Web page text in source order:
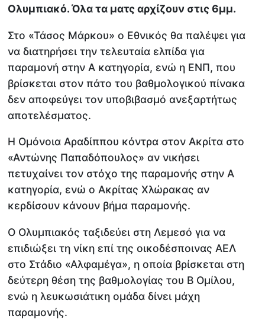
Ολυμπιακό. Όλα τα ματς αρχίζουν στις 6μμ.
Στο «Τάσος Μάρκου» ο Εθνικός θα παλέψει για
να διατηρήσει την τελευταία ελπίδα για
παραμονή στην Α κατηγορία, ενώ η ΕΝΠ, που
βρίσκεται στον πάτο του βαθμολογικού πίνακα
δεν αποφεύγει τον υποβιβασμό ανεξαρτήτως
αποτελέσματος.
Η Ομόνοια Αραδίππου κόντρα στον Ακρίτα στο
«Αντώνης Παπαδόπουλος» αν νικήσει
πετυχαίνει τον στόχο της παραμονής στην Α
κατηγορία, ενώ ο Ακρίτας Χλώρακας αν
κερδίσουν κάνουν βήμα παραμονής.
Ο Ολυμπιακός ταξιδεύει στη Λεμεσό για να
επιδιώξει τη νίκη επί της οικοδέσποινας ΑΕΛ
στο Στάδιο «Αλφαμέγα», η οποία βρίσκεται στη
δεύτερη θέση της βαθμολογίας του Β Ομίλου,
ενώ η λευκωσιάτικη ομάδα δίνει μάχη
παραμονής.